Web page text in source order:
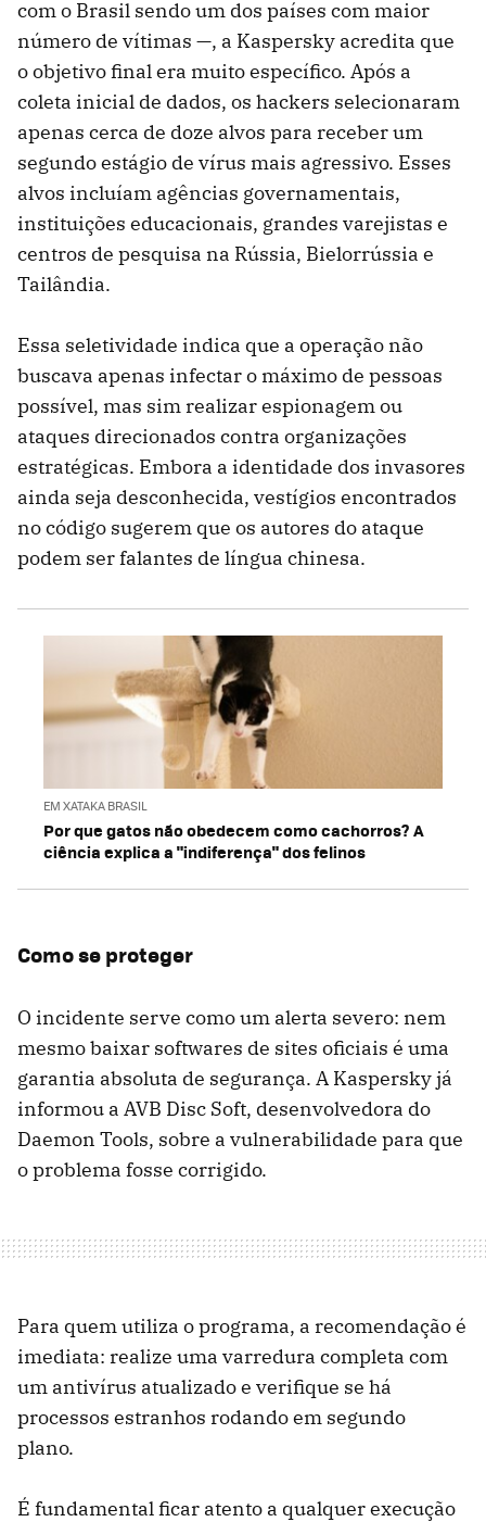
com o Brasil sendo um dos países com maior
número de vítimas —, a Kaspersky acredita que
o objetivo final era muito específico. Após a
coleta inicial de dados, os hackers selecionaram
apenas cerca de doze alvos para receber um
segundo estágio de vírus mais agressivo. Esses
alvos incluíam agências governamentais,
instituições educacionais, grandes varejistas e
centros de pesquisa na Rússia, Bielorrússia e
Tailândia.
Essa seletividade indica que a operação não
buscava apenas infectar o máximo de pessoas
possível, mas sim realizar espionagem ou
ataques direcionados contra organizações
estratégicas. Embora a identidade dos invasores
ainda seja desconhecida, vestígios encontrados
no código sugerem que os autores do ataque
podem ser falantes de língua chinesa.
EM XATAKA BRASIL
Por que gatos não obedecem como cachorros? A
ciência explica a "indiferença" dos felinos
Como se proteger
O incidente serve como um alerta severo: nem
mesmo baixar softwares de sites oficiais é uma
garantia absoluta de segurança. A Kaspersky já
informou a AVB Disc Soft, desenvolvedora do
Daemon Tools, sobre a vulnerabilidade para que
o problema fosse corrigido.
Para quem utiliza o programa, a recomendação é
imediata: realize uma varredura completa com
um antivírus atualizado e verifique se há
processos estranhos rodando em segundo
plano.
É fundamental ficar atento a qualquer execução